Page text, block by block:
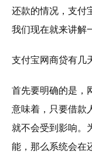
还款的情况，支付
我们现在就来讲解
支付宝网商贷有几
首先要明确的是，
意味着，只要借款
就不会受到影响。
能，那么系统会在